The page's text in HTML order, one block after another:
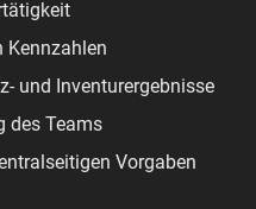
Kennzahlen
und Inventurergebnisse
des Teams
Vorgaben